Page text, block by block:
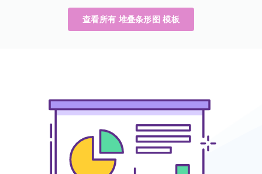
查看所有 堆叠条形图 模板